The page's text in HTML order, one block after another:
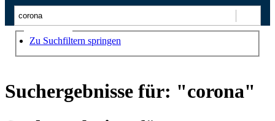
Suchen
Zu Suchfiltern springen
Suchergebnisse für: "corona"